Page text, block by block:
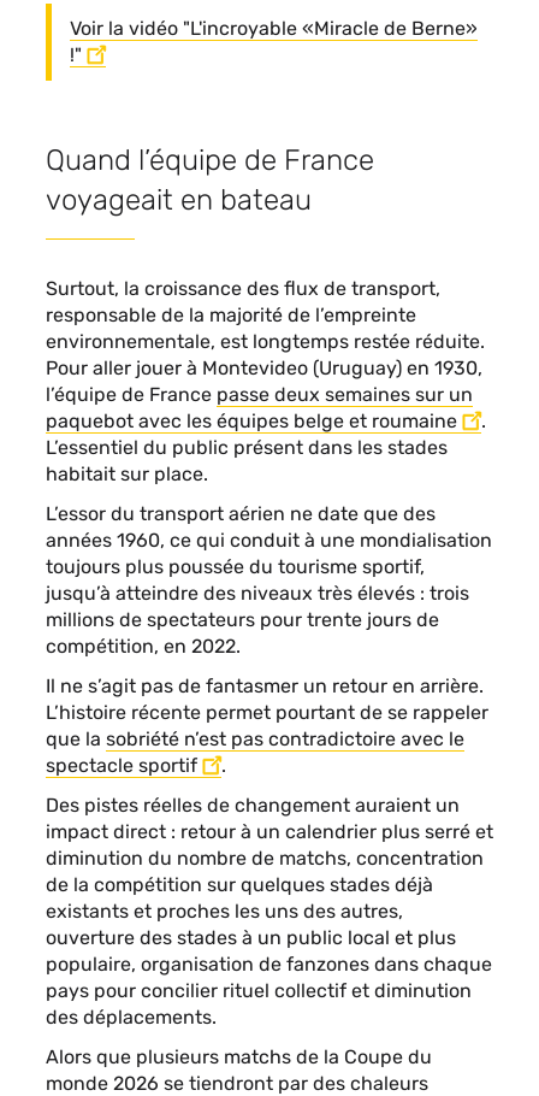
Voir la vidéo "L'incroyable «Miracle de Berne»
!"
Quand l’équipe de France
voyageait en bateau
Surtout, la croissance des flux de transport,
responsable de la majorité de l’empreinte
environnementale, est longtemps restée réduite.
Pour aller jouer à Montevideo (Uruguay) en 1930,
l’équipe de France passe deux semaines sur un
paquebot avec les équipes belge et roumaine
.
L’essentiel du public présent dans les stades
habitait sur place.
L’essor du transport aérien ne date que des
années 1960, ce qui conduit à une mondialisation
toujours plus poussée du tourisme sportif,
jusqu’à atteindre des niveaux très élevés : trois
millions de spectateurs pour trente jours de
compétition, en 2022.
Il ne s’agit pas de fantasmer un retour en arrière.
L’histoire récente permet pourtant de se rappeler
que la sobriété n’est pas contradictoire avec le
spectacle sportif
.
Des pistes réelles de changement auraient un
impact direct : retour à un calendrier plus serré et
diminution du nombre de matchs, concentration
de la compétition sur quelques stades déjà
existants et proches les uns des autres,
ouverture des stades à un public local et plus
populaire, organisation de fanzones dans chaque
pays pour concilier rituel collectif et diminution
des déplacements.
Alors que plusieurs matchs de la Coupe du
monde 2026 se tiendront par des chaleurs